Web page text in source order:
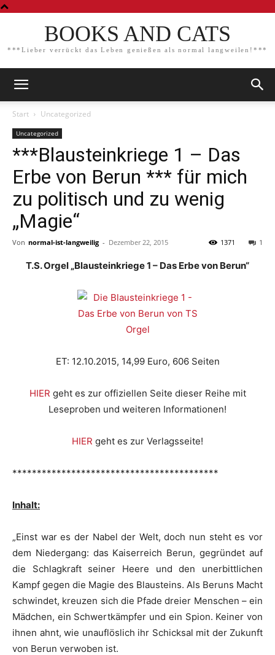
BOOKS AND CATS
***Lieber verrückt das Leben genießen als normal langweilen!***
Start Uncategorized
Uncategorized
***Blausteinkriege 1 – Das
Erbe von Berun *** für mich
zu politisch und zu wenig
„Magie“
Von normal-ist-langweilig - Dezember 22, 2015 1
1371
T.S. Orgel „Blausteinkriege 1 – Das Erbe von Berun“
ET: 12.10.2015, 14,99 Euro, 606 Seiten
HIER geht es zur offiziellen Seite dieser Reihe mit
Leseproben und weiteren Informationen!
HIER geht es zur Verlagsseite!
******************************************
Inhalt:
„Einst war es der Nabel der Welt, doch nun steht es vor
dem Niedergang: das Kaiserreich Berun, gegründet auf
die Schlagkraft seiner Heere und den unerbittlichen
Kampf gegen die Magie des Blausteins. Als Beruns Macht
schwindet, kreuzen sich die Pfade dreier Menschen – ein
Mädchen, ein Schwertkämpfer und ein Spion. Keiner von
ihnen ahnt, wie unauflöslich ihr Schicksal mit der Zukunft
von Berun verwoben ist.